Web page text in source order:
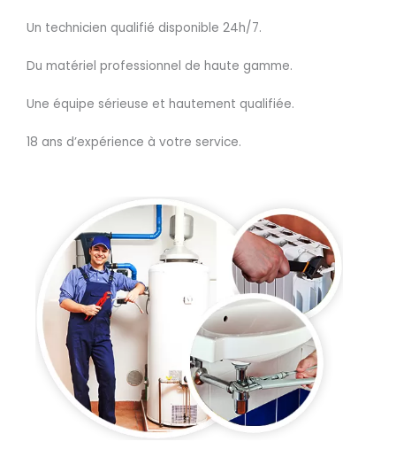
Un technicien qualifié disponible 24h/7.
Du matériel professionnel de haute gamme.
Une équipe sérieuse et hautement qualifiée.
18 ans d’expérience à votre service.